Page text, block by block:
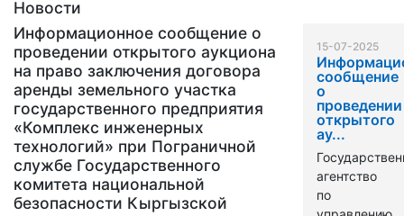
Новости
Информационное сообщение о
проведении открытого аукциона
на право заключения договора
аренды земельного участка
государственного предприятия
«Комплекс инженерных
технологий» при Пограничной
службе Государственного
комитета национальной
безопасности Кыргызской
15-07-2025
сообщение
о
проведении
открытого
ау...
агентство
по